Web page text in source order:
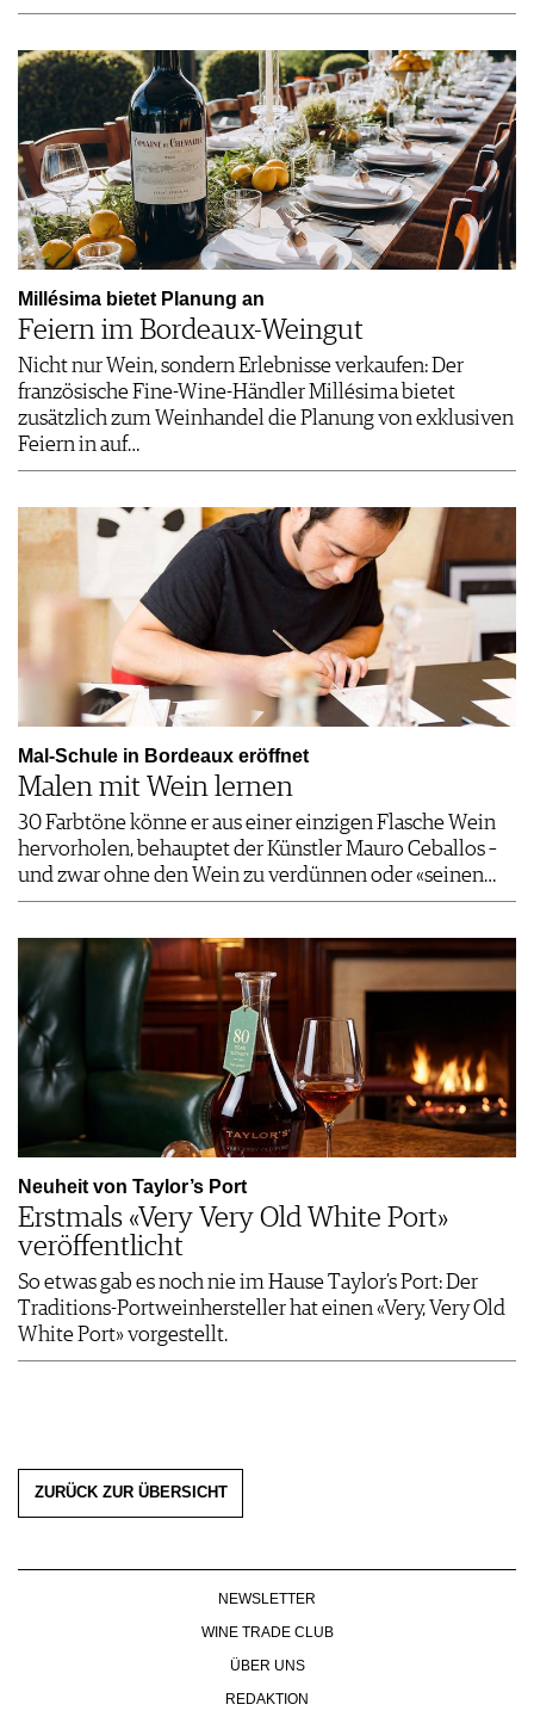
Millésima bietet Planung an
Feiern im Bordeaux-Weingut
Nicht nur Wein, sondern Erlebnisse verkaufen: Der
französische Fine-Wine-Händler Millésima bietet
zusätzlich zum Weinhandel die Planung von exklusiven
Feiern in auf…
Mal-Schule in Bordeaux eröffnet
Malen mit Wein lernen
30 Farbtöne könne er aus einer einzigen Flasche Wein
hervorholen, behauptet der Künstler Mauro Ceballos –
und zwar ohne den Wein zu verdünnen oder «seinen…
Neuheit von Taylor’s Port
Erstmals «Very Very Old White Port»
veröffentlicht
So etwas gab es noch nie im Hause Taylor’s Port: Der
Traditions-Portweinhersteller hat einen «Very, Very Old
White Port» vorgestellt.
ZURÜCK ZUR ÜBERSICHT
NEWSLETTER
WINE TRADE CLUB
ÜBER UNS
REDAKTION